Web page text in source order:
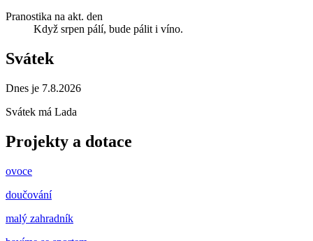
Pranostika na akt. den
Když srpen pálí, bude pálit i víno.
Svátek
Dnes je 7.8.2026
Svátek má Lada
Projekty a dotace
ovoce
doučování
malý zahradník